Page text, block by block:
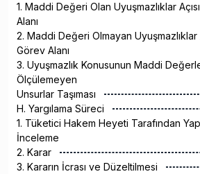
1. Maddi Değeri Olan Uyuşmazlıklar
Alanı
2. Maddi Değeri Olmayan Uyuşmazlıklar
Görev Alanı
3. Uyuşmazlık Konusunun Maddi
Ölçülemeyen
Unsurlar Taşıması
H. Yargılama Süreci
1. Tüketici Hakem Heyeti Tarafından
İnceleme
2. Karar
3. Kararın İcrası ve Düzeltilmesi